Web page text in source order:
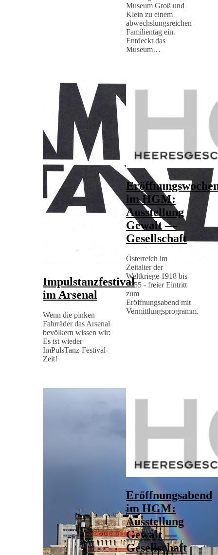
Museum Groß und
Klein zu einem
abwechslungsreichen
Familientag ein.
Entdeckt das
Museum…
Impulstanzfestival
im Arsenal
Wenn die pinken
Fahrräder das Arsenal
bevölkern wissen wir:
Es ist wieder
ImPulsTanz-Festival-
Zeit!
im HGM:
Ausstellung
Gewalt —
Gesellschaft
Österreich im
Zeitalter der
Weltkriege 1918 bis
1955 - freier Eintritt
zum
Eröffnungsabend mit
Vermittlungsprogramm.
Eröffnungsabend
im HGM:
Ausstellung
Gewalt —
Gesellschaft